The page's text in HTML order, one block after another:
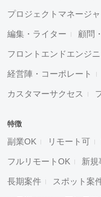
プロジェクトマネージ
編集・ライター 顧問
フロントエンドエンジ
経営陣・コーポレート
カスタマーサクセス
特徴
副業OK リモート可
フルリモートOK 新規
長期案件 スポット案